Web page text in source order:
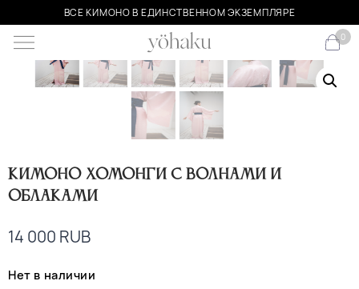
ВСЕ КИМОНО В ЕДИНСТВЕННОМ ЭКЗЕМПЛЯРЕ
0
Кимоно хомонги с волнами и
облаками
14 000 RUB
Нет в наличии